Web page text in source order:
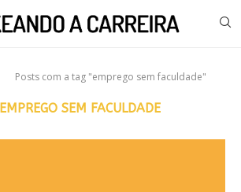
Posts com a tag "emprego sem faculdade"
EMPREGO SEM FACULDADE